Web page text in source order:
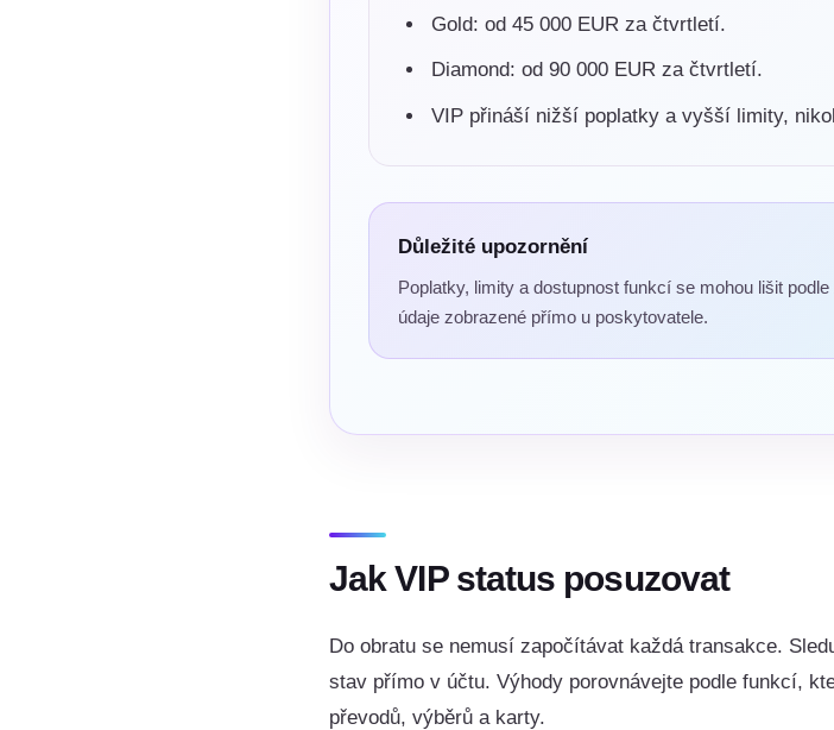
Gold: od 45 000 EUR za čtvrtletí.
Diamond: od 90 000 EUR za čtvrtletí.
VIP přináší nižší poplatky a vyšší limity,
Důležité upozornění
Poplatky, limity a dostupnost funkcí se mohou lišit
údaje zobrazené přímo u poskytovatele.
Jak VIP status posuzovat
Do obratu se nemusí započítávat každá transakce.
stav přímo v účtu. Výhody porovnávejte podle funkcí,
převodů, výběrů a karty.